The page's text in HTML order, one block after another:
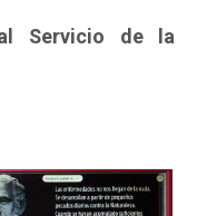
Servicio de la